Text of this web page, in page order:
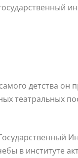
детства он
театральных
в институте